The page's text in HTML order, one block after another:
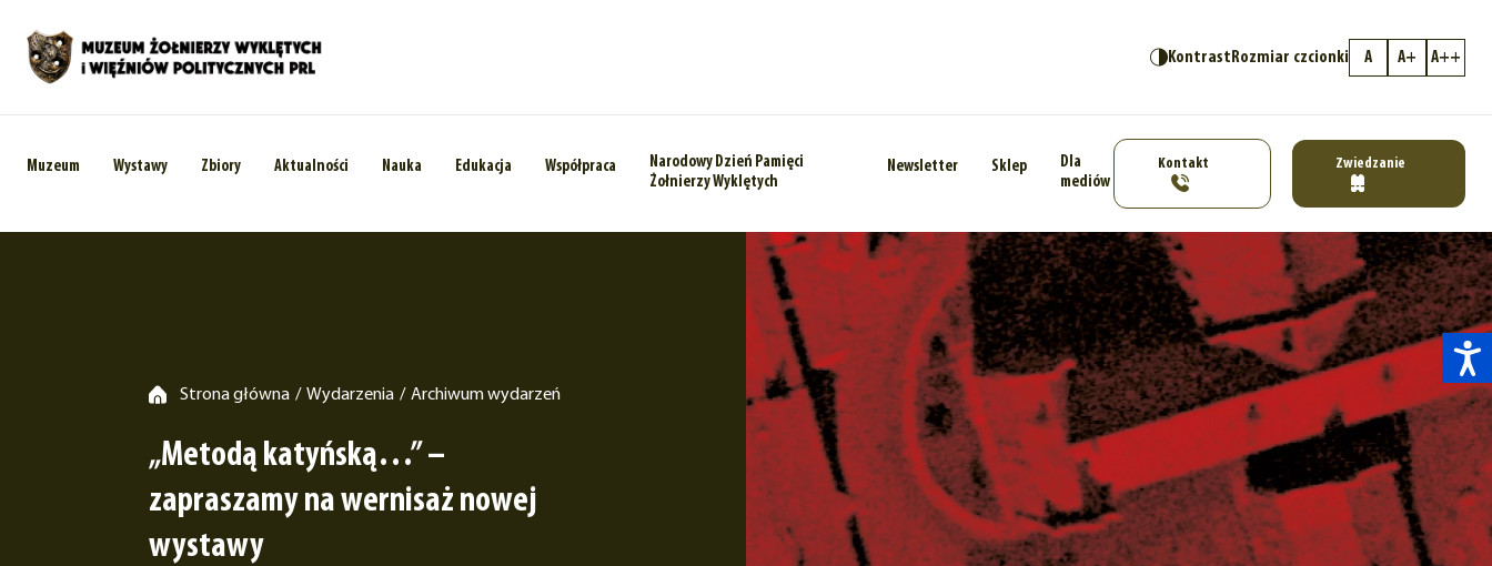
KontrastRozmiar czcionki A A+ A++
Muzeum Wystawy Zbiory Aktualności Nauka Edukacja Współpraca
Narodowy Dzień Pamięci
Żołnierzy Wyklętych
Newsletter Sklep
Dla
mediów
Kontakt Zwiedzanie
Strona główna / Wydarzenia / Archiwum wydarzeń
„Metodą katyńską…” –
zapraszamy na wernisaż nowej
wystawy